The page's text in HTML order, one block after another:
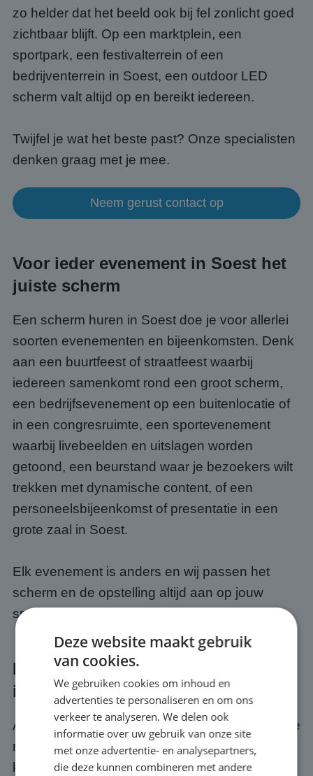
zo helder dat het beeld ook bij fel zonlicht goed
zichtbaar blijft. Op een marktplein, een
sportpark, een festivalterrein of een
bedrijventerrein in Soest, een outdoor LED
scherm valt altijd op en bereikt iedereen.
Twijfel je wat het beste past? Onze specialisten
denken graag met je mee.
Neem gerust contact op
Voor ieder evenement in Soest het
juiste scherm
Een scherm huren in Soest doe je voor allerlei
soorten evenementen en bijeenkomsten. Denk
aan een buurtfeest of straatfeest waarbij
iedereen samenkomt rond een groot scherm,
een bedrijfsevenement op een buitenlocatie of
in een congresruimte, een sportevenement
waarbij livebeelden en uitslagen worden
getoond, een beurstand waar je bezoekers wilt
trekken met dynamische content, of een
personeelsbijeenkomst of presentatie in een
grote zaal in Soest.
Elk evenement is anders en wij passen het
scherm en de opstelling altijd aan op jouw
specifieke situatie.
Kwaliteit en service bij jouw event
in Soest
Als je een scherm huurt bij ABC Scherm, huur je
meer dan alleen hardware. Je krijgt er een
kwaliteits- en servicegarantie bij. Wij zorgen
Deze website maakt gebruik
van cookies.
We gebruiken cookies om inhoud en
advertenties te personaliseren en om ons
verkeer te analyseren. We delen ook
informatie over uw gebruik van onze site
met onze advertentie- en analysepartners,
die deze kunnen combineren met andere